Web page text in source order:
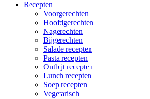
Recepten
Voorgerechten
Hoofdgerechten
Nagerechten
Bijgerechten
Salade recepten
Pasta recepten
Ontbijt recepten
Lunch recepten
Soep recepten
Vegetarisch